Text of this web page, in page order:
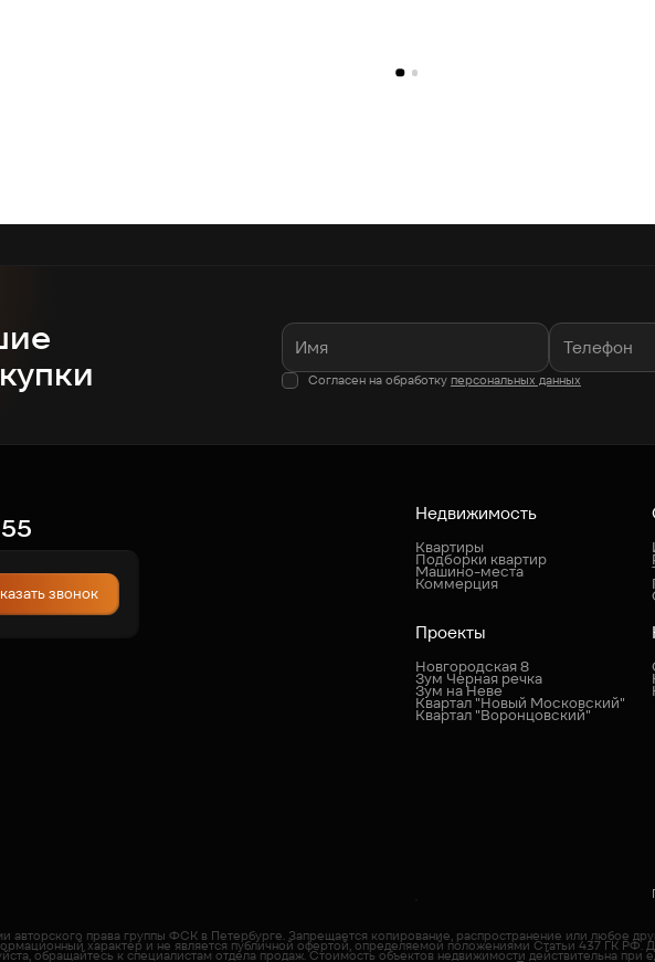
Согласен на обработкуперсональных данных
звонок
Недвижимость
Квартиры
Подборки квартир
Машино-места
Коммерция
Проекты
Новгородская 8
Зум Черная речка
Зум на Неве
Квартал "Новый Московский"
Квартал "Воронцовский"
авторского права группы ФСК в Петербурге. Запрещается копирование, распространение или любое
характер и не является публичной офертой, определяемой положениями Статьи 437 ГК РФ.
обращайтесь к специалистам отдела продаж. Cтоимость объектов недвижимости действительна